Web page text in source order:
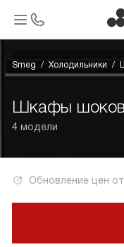
Smeg Холодильники
Шкафы
4 модели
Обновление цен от